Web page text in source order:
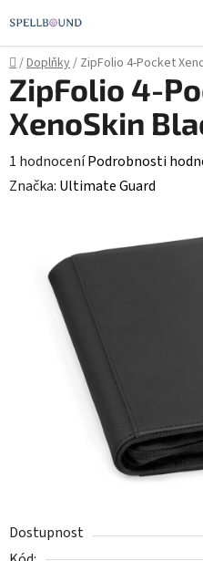
na
obsah
Domů
/Doplňky/ ZipFolio 4-Pocket
Dostupnost
ZipFolio 4-
XenoSkin
Průměrné
hodnocení
hvězdiček.
1 hodnoceníPodrobnosti
Značka: Ultimate Guard